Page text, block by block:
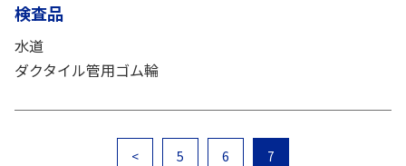
検査品
水道
ダクタイル管用ゴム輪
< 5 6 7